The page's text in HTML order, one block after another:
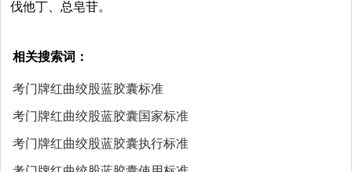
伐他丁、总皂苷。
相关搜索词：
考门牌红曲绞股蓝胶囊标准
考门牌红曲绞股蓝胶囊国家标准
考门牌红曲绞股蓝胶囊执行标准